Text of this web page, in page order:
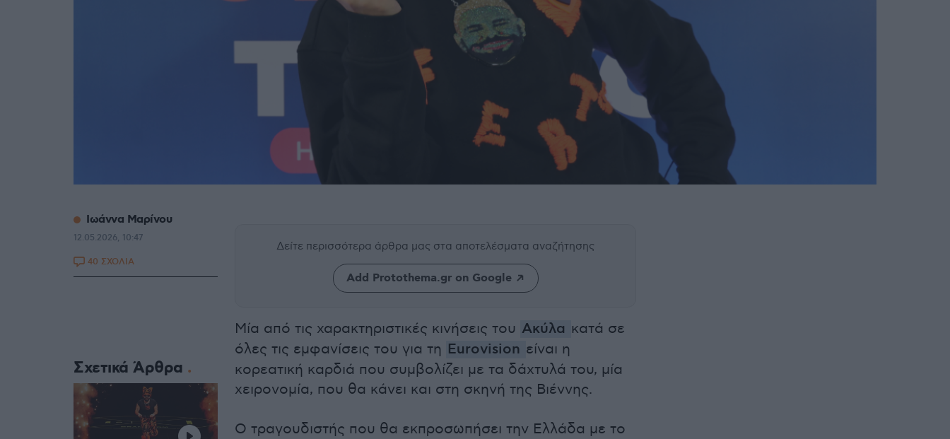
Δείτε περισσότερα άρθρα μας στα αποτελέσματα αναζήτησης
Add Protothema.gr on Google
Μία από τις χαρακτηριστικές κινήσεις του Ακύλα κατά σε
όλες τις εμφανίσεις του για τη Eurovision είναι η
κορεατική καρδιά που συμβολίζει με τα δάχτυλά του, μία
χειρονομία, που θα κάνει και στη σκηνή της Βιέννης.
Ο τραγουδιστής που θα εκπροσωπήσει την Ελλάδα με το
Ιωάννα Μαρίνου
12.05.2026, 10:47
40 ΣΧΟΛΙΑ
Σχετικά Άρθρα